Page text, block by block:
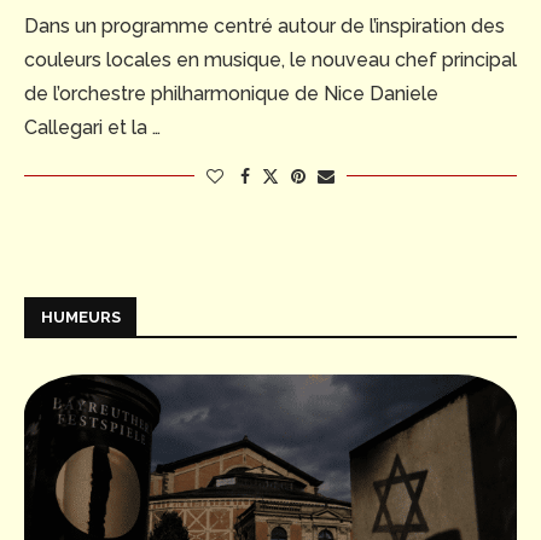
Dans un programme centré autour de l’inspiration des
couleurs locales en musique, le nouveau chef principal
de l’orchestre philharmonique de Nice Daniele
Callegari et la …
HUMEURS